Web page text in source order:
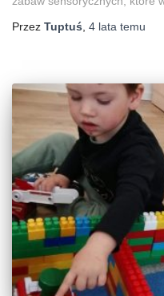
Przez Tuptuś, 4 lata temu